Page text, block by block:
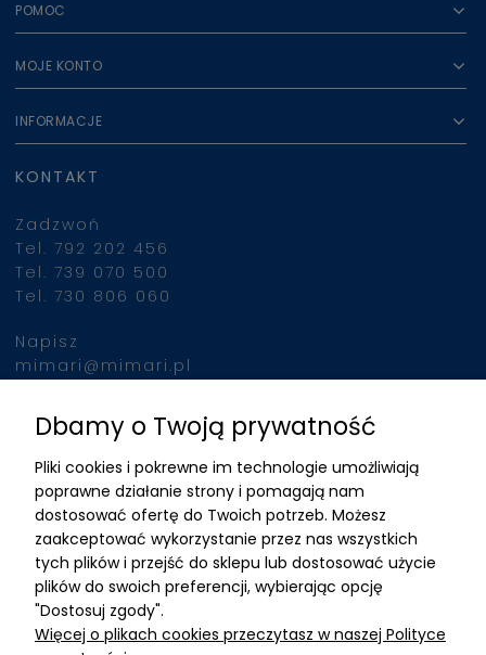
POMOC
MOJE KONTO
INFORMACJE
KONTAKT
Zadzwoń
Tel. 792 202 456
Tel. 739 070 500
Tel. 730 806 060
Napisz
mimari@mimari.pl
Znajdziesz nas
ADRES
MIMARI sp z o.o.
ul. Kurkowa 12
50-210 Wrocław
Dane rejestracyjne
Dbamy o Twoją prywatność
Pliki cookies i pokrewne im technologie umożliwiają
poprawne działanie strony i pomagają nam
dostosować ofertę do Twoich potrzeb. Możesz
zaakceptować wykorzystanie przez nas wszystkich
tych plików i przejść do sklepu lub dostosować użycie
plików do swoich preferencji, wybierając opcję
"Dostosuj zgody".
Więcej o plikach cookies przeczytasz w naszej Polityce